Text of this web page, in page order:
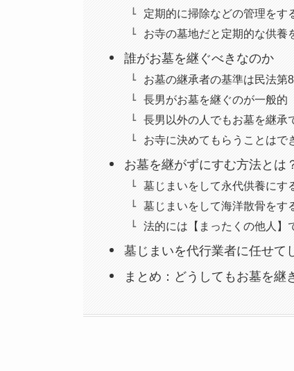
定期的に掃除などの管理をす
お寺の墓地だと定期的な供養
誰がお墓を継ぐべきなのか
お墓の継承者の基準は民法第
長男がお墓を継ぐのが一般的
長男以外の人でもお墓を継承
お寺に決めてもらうことはで
お墓を継がずにすむ方法とは
墓じまいをして永代供養にす
墓じまいをして海洋散骨をす
法的には【まったくの他人】
墓じまいを代行業者に任せて
まとめ：どうしてもお墓を継